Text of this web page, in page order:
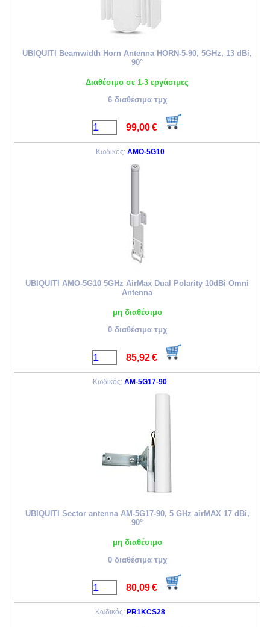
UBIQUITI Beamwidth Horn Antenna HORN-5-90, 5GHz, 13 dBi,
90°
Διαθέσιμο σε 1-3 εργάσιμες
6 διαθέσιμα τμχ
99,00€
Κωδικός: AMO-5G10
UBIQUITI AMO-5G10 5GHz AirMax Dual Polarity 10dBi Omni
Antenna
μη διαθέσιμο
0 διαθέσιμα τμχ
85,92€
Κωδικός: AM-5G17-90
UBIQUITI Sector antenna AM-5G17-90, 5 GHz airMAX 17 dBi,
90°
μη διαθέσιμο
0 διαθέσιμα τμχ
80,09€
Κωδικός: PR1KCS28